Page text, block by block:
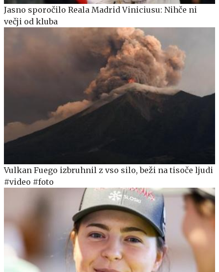
Jasno sporočilo Reala Madrid Viniciusu: Nihče ni
večji od kluba
Vulkan Fuego izbruhnil z vso silo, beži na tisoče ljudi
#video #foto